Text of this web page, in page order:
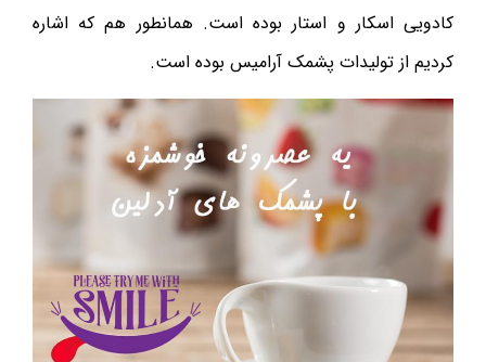
کادویی اسکار و استار بوده است. همانطور هم که اشاره
کردیم از تولیدات پشمک آرامیس بوده است.